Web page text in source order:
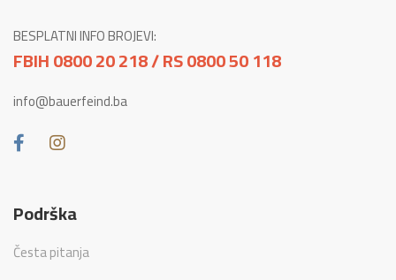
BESPLATNI INFO BROJEVI:
FBIH 0800 20 218 / RS 0800 50 118
info@bauerfeind.ba
Podrška
Česta pitanja